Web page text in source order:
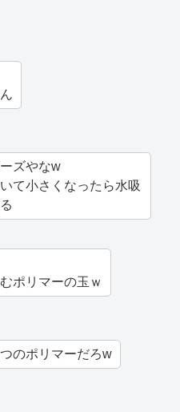
ズやなw
て小さくなったら水吸
ポリマーの玉ｗ
のポリマーだろw